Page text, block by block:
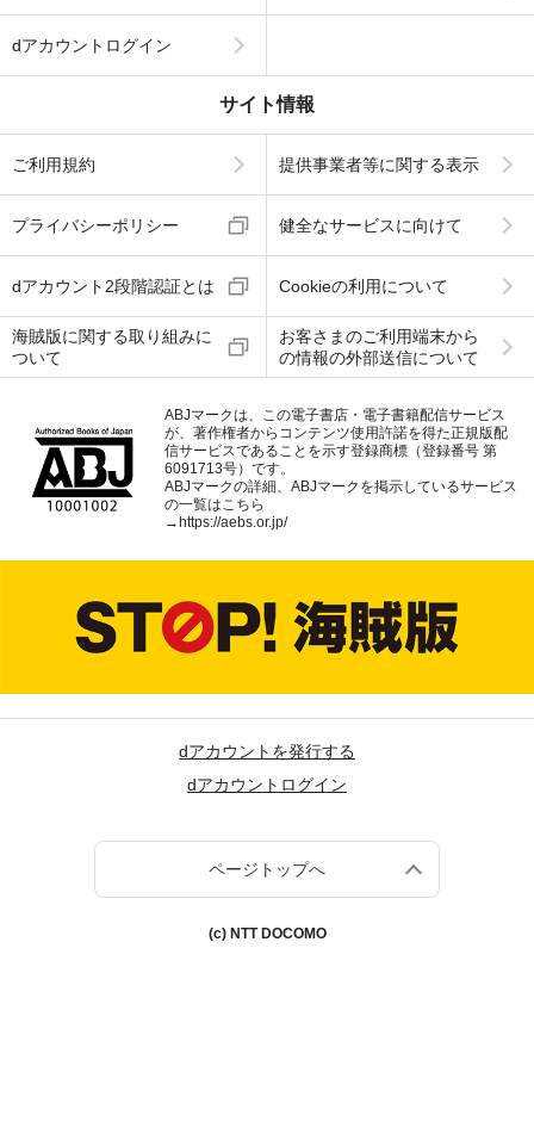
dアカウントログイン
サイト情報
ご利用規約 提供事業者等に関する表示
プライバシーポリシー 健全なサービスに向けて
dアカウント2段階認証とは Cookieの利用について
海賊版に関する取り組みに
ついて
お客さまのご利用端末から
の情報の外部送信について
ABJマークは、この電子書店・電子書籍配信サービス
が、著作権者からコンテンツ使用許諾を得た正規版配
信サービスであることを示す登録商標（登録番号 第
6091713号）です。
ABJマークの詳細、ABJマークを掲示しているサービス
の一覧はこちら
→ https://aebs.or.jp/
dアカウントを発行する
dアカウントログイン
ページトップへ
(c) NTT DOCOMO